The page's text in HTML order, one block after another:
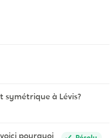
à Lévis?
pourquoi